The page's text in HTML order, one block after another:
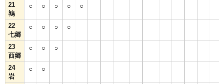
21
鶉
○ ○ ○ ○ ○
22
七郷
○ ○ ○ ○
23
西郷
○ ○ ○
24
岩
○ ○